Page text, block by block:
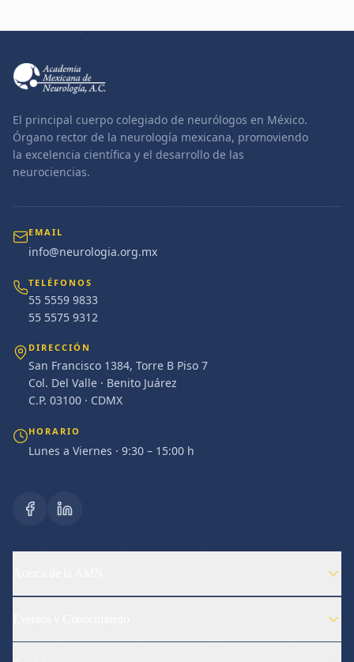
El principal cuerpo colegiado de neurólogos en México.
Órgano rector de la neurología mexicana, promoviendo
la excelencia científica y el desarrollo de las
neurociencias.
EMAIL
info@neurologia.org.mx
TELÉFONOS
55 5559 9833
55 5575 9312
DIRECCIÓN
San Francisco 1384, Torre B Piso 7
Col. Del Valle · Benito Juárez
C.P. 03100 · CDMX
HORARIO
Lunes a Viernes · 9:30 – 15:00 h